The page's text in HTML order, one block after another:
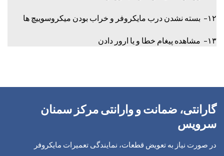
۱۲– بسته نشدن درب مایکروفر و خراب بودن میکروسوییچ ها
۱۳– مشاهده پیغام خطا و یا ارور دادن
گارانتی، ضمانت و وارانتی مرکز سمنان
سرویس
در صورت نیاز به تعویض قطعات، نمایندگی تعمیرات مایکروفر